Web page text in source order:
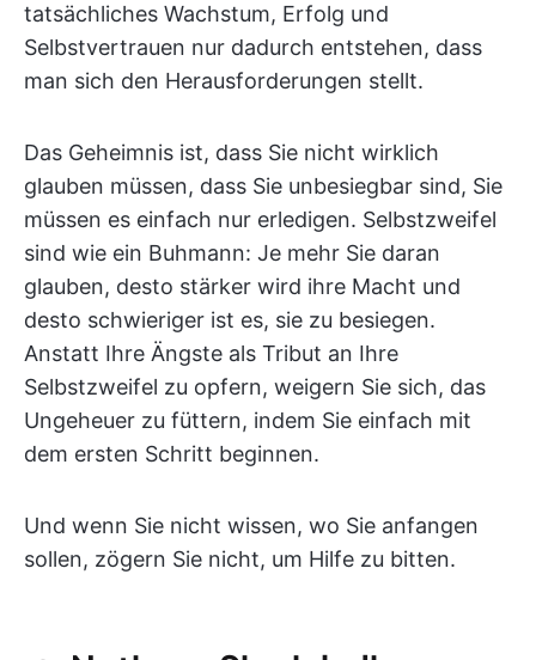
tatsächliches Wachstum, Erfolg und
Selbstvertrauen nur dadurch entstehen, dass
man sich den Herausforderungen stellt.
Das Geheimnis ist, dass Sie nicht wirklich
glauben müssen, dass Sie unbesiegbar sind, Sie
müssen es einfach nur erledigen. Selbstzweifel
sind wie ein Buhmann: Je mehr Sie daran
glauben, desto stärker wird ihre Macht und
desto schwieriger ist es, sie zu besiegen.
Anstatt Ihre Ängste als Tribut an Ihre
Selbstzweifel zu opfern, weigern Sie sich, das
Ungeheuer zu füttern, indem Sie einfach mit
dem ersten Schritt beginnen.
Und wenn Sie nicht wissen, wo Sie anfangen
sollen, zögern Sie nicht, um Hilfe zu bitten.